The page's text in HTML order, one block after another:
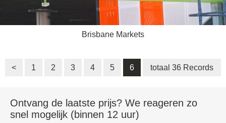
Brisbane Markets
< 1 2 3 4 5 6 totaal 36 Records
Ontvang de laatste prijs? We reageren zo
snel mogelijk (binnen 12 uur)